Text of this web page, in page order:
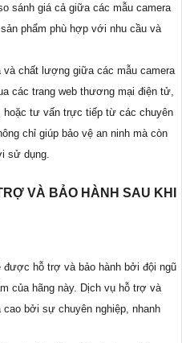
sánh giá cả giữa các mẫu camera
phẩm phù hợp với nhu cầu và
chất lượng giữa các mẫu camera
các trang web thương mại điện tử,
tư vấn trực tiếp từ các chuyên
chỉ giúp bảo vệ an ninh mà còn
sử dụng.
VÀ BẢO HÀNH SAU KHI
được hỗ trợ và bảo hành bởi đội ngũ
của hãng này. Dịch vụ hỗ trợ và
bởi sự chuyên nghiệp, nhanh